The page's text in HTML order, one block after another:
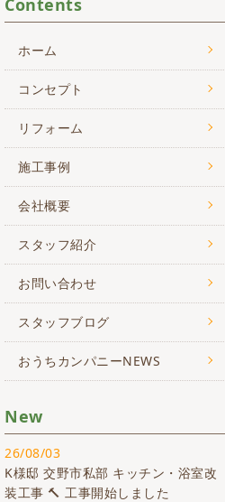
Contents
ホーム
コンセプト
リフォーム
施工事例
会社概要
スタッフ紹介
お問い合わせ
スタッフブログ
おうちカンパニーNEWS
New
26/08/03
K様邸 交野市私部 キッチン・浴室改
装工事 🔨 工事開始しました